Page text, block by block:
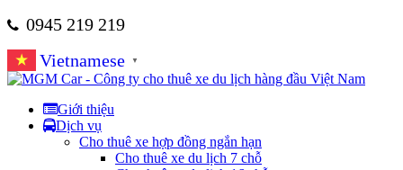
0945 219 219
Vietnamese
▼
Giới thiệu
Dịch vụ
Cho thuê xe hợp đồng ngắn hạn
Cho thuê xe du lịch 7 chỗ